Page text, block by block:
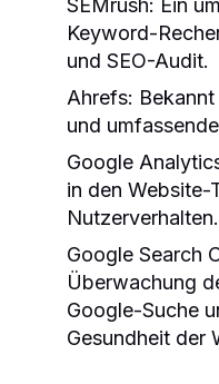
Keyword-
und SEO-Audit.
Ahrefs:
und
Google
in den Website-
Nutzerverhalten.
Google Search
Überwachung
Google-Suche
Gesundheit der